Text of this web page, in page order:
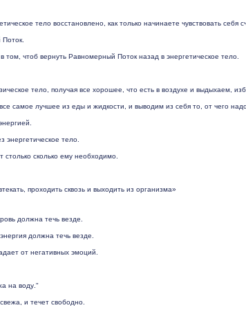
тело восстановлено, как только начинаете чувствовать
том, чтоб вернуть Равномерный Поток назад в энергетическое тело.
тело, получая все хорошее, что есть в воздухе и выдыхаем,
самое лучшее из еды и жидкости, и выводим из себя то, от чего надо
энергетическое тело.
столько сколько ему необходимо
проходить сквозь и выходить из организма»
должна течь везде.
должна течь везде.
от негативных эмоций
на воду ."
и течет свободно.